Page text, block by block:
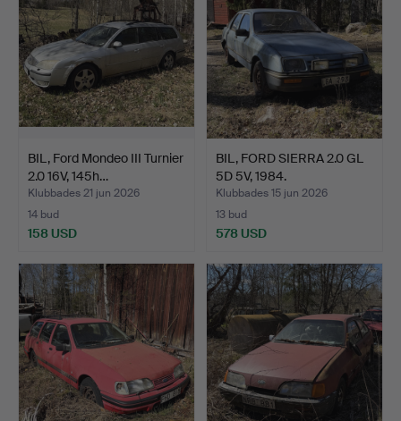
BIL, Ford Mondeo III Turnier
2.0 16V, 145h…
Klubbades 21 jun 2026
14 bud
158 USD
BIL, FORD SIERRA 2.0 GL
5D 5V, 1984.
Klubbades 15 jun 2026
13 bud
578 USD